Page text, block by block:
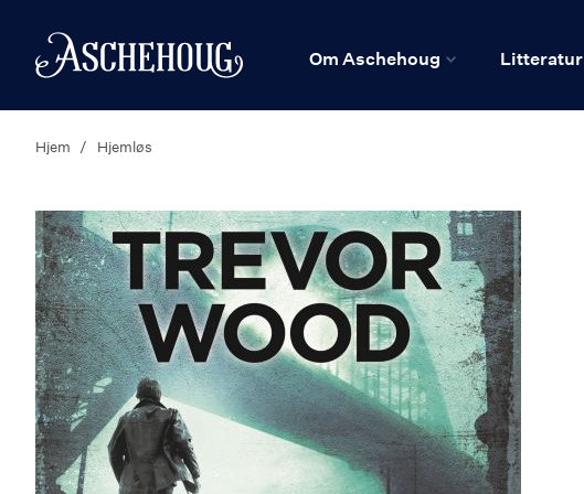
Hjem
Om Aschehoug Litteratur
Hjem Hjemløs